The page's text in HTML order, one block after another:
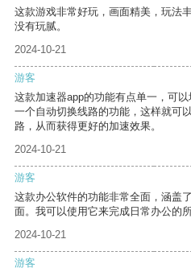
这款游戏非常好玩，画面精美，玩法
没有玩腻。
2024-10-21
游客
这款加速器app的功能有点单一，可
一个自动切换线路的功能，这样就可
路，从而获得更好的加速效果。
2024-10-21
游客
这款办公软件的功能非常全面，涵盖
面。我可以使用它来完成日常办公的
2024-10-21
游客